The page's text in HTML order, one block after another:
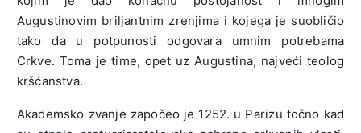
Augustinovim briljantnim zrenjima i kojega je suobličio
tako da u potpunosti odgovara umnim potrebama
Crkve. Toma je time, opet uz Augustina, najveći teolog
kršćanstva.
Akademsko zvanje započeo je 1252. u Parizu točno kad